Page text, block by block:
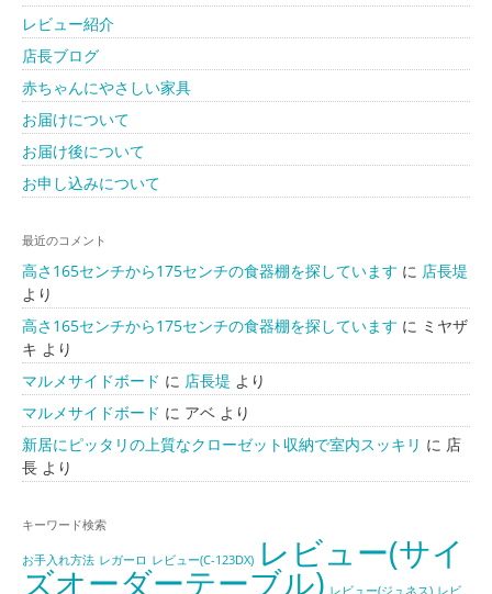
レビュー紹介
店長ブログ
赤ちゃんにやさしい家具
お届けについて
お届け後について
お申し込みについて
最近のコメント
高さ165センチから175センチの食器棚を探しています に 店長堤
より
高さ165センチから175センチの食器棚を探しています に ミヤザ
キ より
マルメサイドボード に 店長堤 より
マルメサイドボード に アベ より
新居にピッタリの上質なクローゼット収納で室内スッキリ に 店
長 より
キーワード検索
お手入れ方法 レガーロ レビュー(C-123DX) レビュー(サイ
ズオーダーテーブル) レビュー(ジュネス) レビ